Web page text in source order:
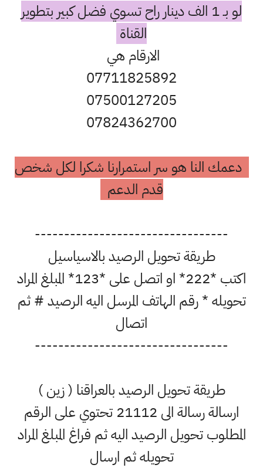
لو بـ 1 الف دينار راح تسوي فضل كبير بتطوير
القناة
الارقام هي
07711825892
07500127205
07824362700
دعمك النا هو سر استمرارنا شكرا لكل شخص
قدم الدعم
---------------------------------
طريقة تحويل الرصيد بالاسياسيل
اكتب *222* او اتصل على *123* المبلغ المراد
تحويله * رقم الهاتف المرسل اليه الرصيد # ثم
اتصال
---------------------------------
طريقة تحويل الرصيد بالعراقنا ( زين )
ارسالة رسالة الى 21112 تحتوي على الرقم
المطلوب تحويل الرصيد اليه ثم فراغ المبلغ المراد
تحويله ثم ارسال